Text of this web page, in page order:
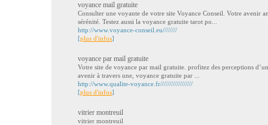
voyance mail gratuite
Consulter une voyante de votre site Voyance Conseil. Votre avenir
sérénité. Testez aussi la voyance gratuite tarot po...
http://www.voyance-conseil.eu////////
[plus d'infos]
voyance par mail gratuite
Votre site de voyance par mail gratuite. profitez des perceptions
avenir à travers une, voyance gratuite par ...
http://www.qualite-voyance.fr//////////////////
[plus d'infos]
vitrier montreuil
vitrier montreuil